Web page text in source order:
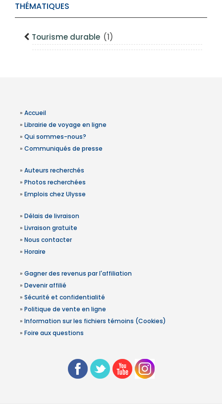
THÉMATIQUES
Tourisme durable (1)
» Accueil
» Librairie de voyage en ligne
» Qui sommes-nous?
» Communiqués de presse
» Auteurs recherchés
» Photos recherchées
» Emplois chez Ulysse
» Délais de livraison
» Livraison gratuite
» Nous contacter
» Horaire
» Gagner des revenus par l'affiliation
» Devenir affilié
» Sécurité et confidentialité
» Politique de vente en ligne
» Information sur les fichiers témoins (Cookies)
» Foire aux questions